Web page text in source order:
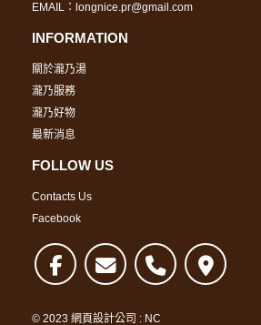
EMAIL：longnice.pr@gmail.com
INFORMATION
關於瀧乃湯
瀧乃服務
瀧乃好物
最新消息
FOLLOW US
Contacts Us
Facebook
© 2023 網頁設計公司 : NC